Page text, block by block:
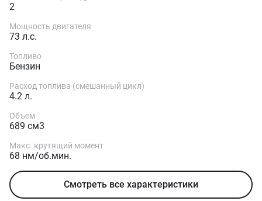
2
Мощность двигателя
73 л.с.
Топливо
Бензин
Расход топлива (смешанный цикл)
4.2 л.
Объем
689 см3
Макс. крутящий момент
68 нм/об.мин.
Смотреть все характеристики